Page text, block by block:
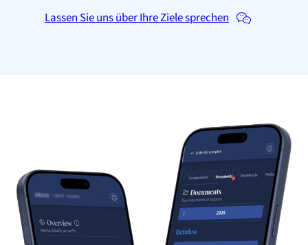
Lassen Sie uns über Ihre Ziele sprechen